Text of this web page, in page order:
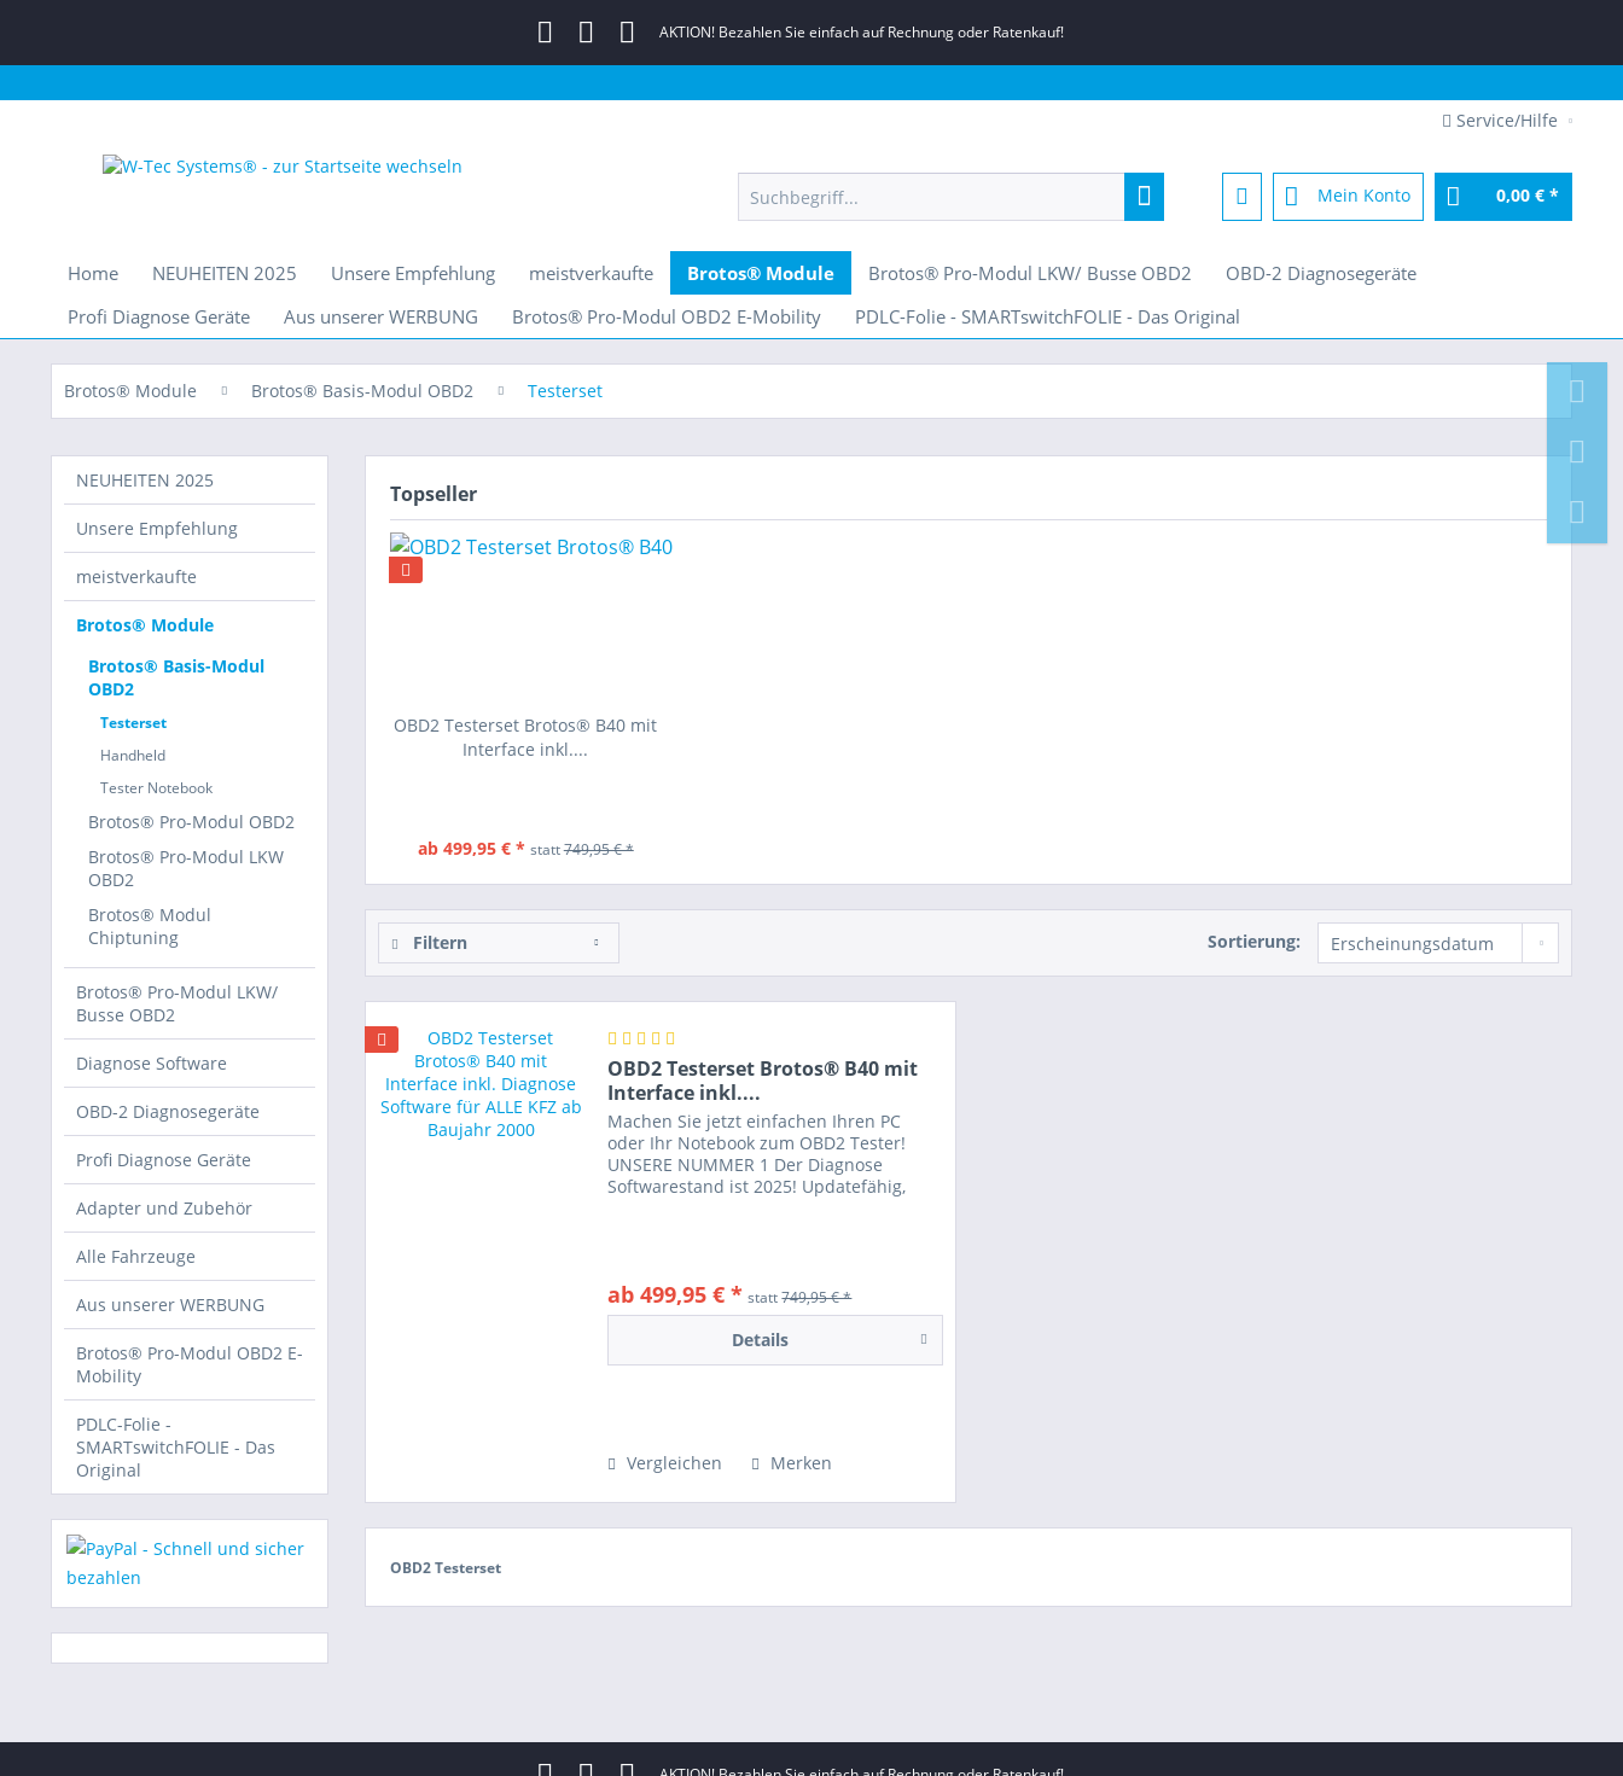
AKTION! Bezahlen Sie einfach auf Rechnung oder Ratenkauf!
Service/Hilfe
Mein Konto 0,00 € *
Home NEUHEITEN 2025 Unsere Empfehlung meistverkaufte Brotos® Module Brotos® Pro-Modul LKW/ Busse OBD2
OBD-2 Diagnosegeräte
Profi Diagnose Geräte
Aus unserer WERBUNG Brotos® Pro-Modul OBD2 E-Mobility PDLC-Folie - SMARTswitchFOLIE - Das Original
Brotos® Module Brotos® Basis-Modul OBD2 Testerset
NEUHEITEN 2025
Unsere Empfehlung
meistverkaufte
Brotos® Module
Brotos® Basis-Modul
OBD2
Testerset
Handheld
Tester Notebook
Brotos® Pro-Modul OBD2
Brotos® Pro-Modul LKW
OBD2
Brotos® Modul
Chiptuning
Brotos® Pro-Modul LKW/
Busse OBD2
Diagnose Software
OBD-2 Diagnosegeräte
Profi Diagnose Geräte
Adapter und Zubehör
Alle Fahrzeuge
Aus unserer WERBUNG
Brotos® Pro-Modul OBD2 E-
Mobility
PDLC-Folie -
SMARTswitchFOLIE - Das
Original
Topseller
OBD2 Testerset Brotos® B40 mit
Interface inkl....
ab 499,95 € * statt749,95 € *
Filtern Sortierung:
OBD2 Testerset Brotos® B40 mit
Interface inkl....
Machen Sie jetzt einfachen Ihren PC
oder Ihr Notebook zum OBD2 Tester!
UNSERE NUMMER 1 Der Diagnose
Softwarestand ist 2025! Updatefähig,
ab 499,95 € * statt749,95 € *
Details
Vergleichen Merken
OBD2 Testerset